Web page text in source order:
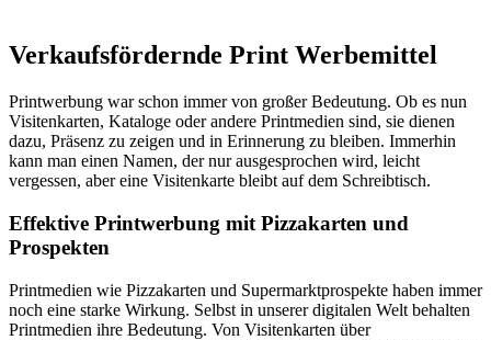
Verkaufsfördernde Print Werbemittel
Printwerbung war schon immer von großer Bedeutung. Ob es nun
Visitenkarten, Kataloge oder andere Printmedien sind, sie dienen
dazu, Präsenz zu zeigen und in Erinnerung zu bleiben. Immerhin
kann man einen Namen, der nur ausgesprochen wird, leicht
vergessen, aber eine Visitenkarte bleibt auf dem Schreibtisch.
Effektive Printwerbung mit Pizzakarten und
Prospekten
Printmedien wie Pizzakarten und Supermarktprospekte haben immer
noch eine starke Wirkung. Selbst in unserer digitalen Welt behalten
Printmedien ihre Bedeutung. Von Visitenkarten über